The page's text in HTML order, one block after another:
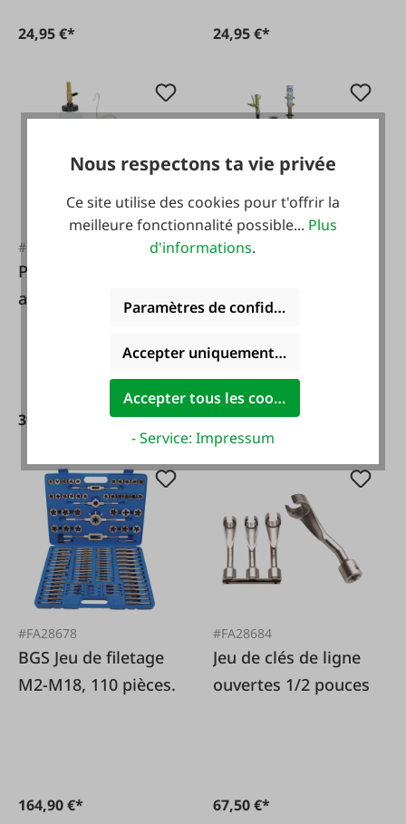
24,95 €* 24,95 €*
#FA111214
Purgeur de frein à
air comprimé 6
39,99 €*
#FA40856
huile pneumatique
799,00 €*
#FA28678
BGS Jeu de filetage
M2-M18, 110 pièces.
164,90 €*
#FA28684
Jeu de clés de ligne
ouvertes 1/2 pouces
67,50 €*
Nous respectons ta vie privée
Ce site utilise des cookies pour t'offrir la
meilleure fonctionnalité possible... Plus
d'informations.
Paramètres de confidentialité
Accepter uniquement les cookies
Accepter tous les cookies
- Service: Impressum